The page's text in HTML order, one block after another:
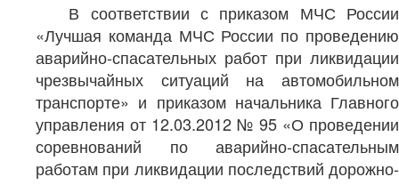
В соответствии с приказом МЧС России
«Лучшая команда МЧС России по проведению
аварийно-спасательных работ при ликвидации
чрезвычайных ситуаций на автомобильном
транспорте» и приказом начальника Главного
управления от 12.03.2012 № 95 «О проведении
соревнований по аварийно-спасательным
работам при ликвидации последствий дорожно-